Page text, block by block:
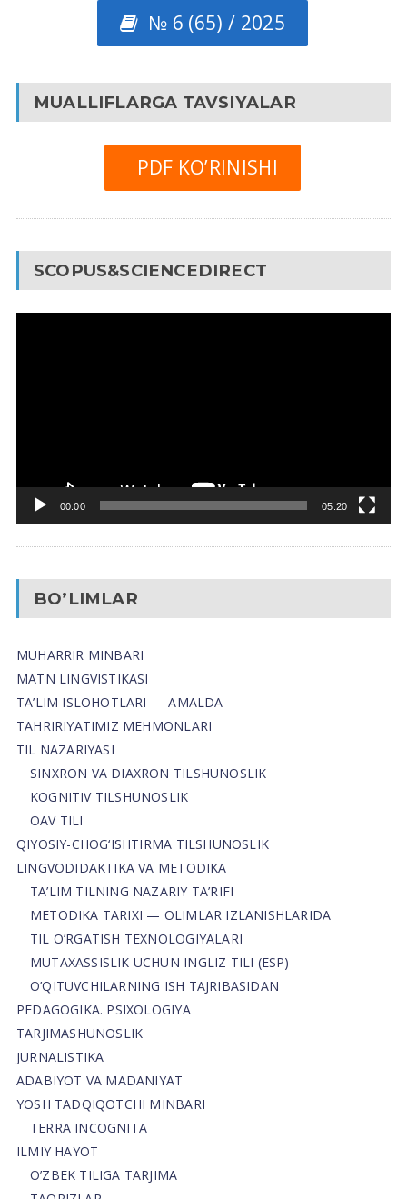
№ 6 (65) / 2025
MUALLIFLARGA TAVSIYALAR
PDF KO’RINISHI
SCOPUS&SCIENCEDIRECT
00:00 05:20
BO’LIMLAR
MUHARRIR MINBARI
MATN LINGVISTIKASI
TA’LIM ISLOHOTLARI — AMALDA
TAHRIRIYATIMIZ MEHMONLARI
TIL NAZARIYASI
SINXRON VA DIAXRON TILSHUNOSLIK
KOGNITIV TILSHUNOSLIK
OAV TILI
QIYOSIY-CHOG‘ISHTIRMA TILSHUNOSLIK
LINGVODIDAKTIKA VA METODIKA
TA’LIM TILNING NAZARIY TA’RIFI
METODIKA TARIXI — OLIMLAR IZLANISHLARIDA
TIL O’RGATISH TEXNOLOGIYALARI
MUTAXASSISLIK UCHUN INGLIZ TILI (ESP)
O’QITUVCHILARNING ISH TAJRIBASIDAN
PEDAGOGIKA. PSIXOLOGIYA
TARJIMASHUNOSLIK
JURNALISTIKA
ADABIYOT VA MADANIYAT
YOSH TADQIQOTCHI MINBARI
TERRA INCOGNITA
ILMIY HAYOT
O’ZBEK TILIGA TARJIMA